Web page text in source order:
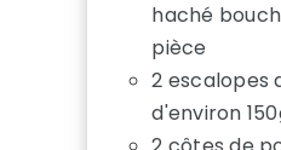
haché
pièce
2 escalopes
d'environ